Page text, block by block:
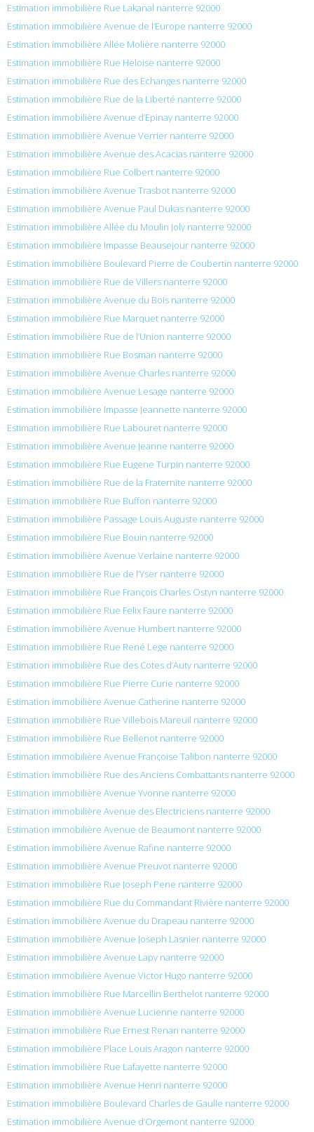
Estimation immobilière Rue Lakanal nanterre 92000
Estimation immobilière Avenue de l’Europe nanterre 92000
Estimation immobilière Allée Molière nanterre 92000
Estimation immobilière Rue Heloise nanterre 92000
Estimation immobilière Rue des Echanges nanterre 92000
Estimation immobilière Rue de la Liberté nanterre 92000
Estimation immobilière Avenue d’Epinay nanterre 92000
Estimation immobilière Avenue Verrier nanterre 92000
Estimation immobilière Avenue des Acacias nanterre 92000
Estimation immobilière Rue Colbert nanterre 92000
Estimation immobilière Avenue Trasbot nanterre 92000
Estimation immobilière Avenue Paul Dukas nanterre 92000
Estimation immobilière Allée du Moulin Joly nanterre 92000
Estimation immobilière Impasse Beausejour nanterre 92000
Estimation immobilière Boulevard Pierre de Coubertin nanterre 92000
Estimation immobilière Rue de Villers nanterre 92000
Estimation immobilière Avenue du Bois nanterre 92000
Estimation immobilière Rue Marquet nanterre 92000
Estimation immobilière Rue de l’Union nanterre 92000
Estimation immobilière Rue Bosman nanterre 92000
Estimation immobilière Avenue Charles nanterre 92000
Estimation immobilière Avenue Lesage nanterre 92000
Estimation immobilière Impasse Jeannette nanterre 92000
Estimation immobilière Rue Labouret nanterre 92000
Estimation immobilière Avenue Jeanne nanterre 92000
Estimation immobilière Rue Eugene Turpin nanterre 92000
Estimation immobilière Rue de la Fraternite nanterre 92000
Estimation immobilière Rue Buffon nanterre 92000
Estimation immobilière Passage Louis Auguste nanterre 92000
Estimation immobilière Rue Bouin nanterre 92000
Estimation immobilière Avenue Verlaine nanterre 92000
Estimation immobilière Rue de l’Yser nanterre 92000
Estimation immobilière Rue François Charles Ostyn nanterre 92000
Estimation immobilière Rue Felix Faure nanterre 92000
Estimation immobilière Avenue Humbert nanterre 92000
Estimation immobilière Rue René Lege nanterre 92000
Estimation immobilière Rue des Cotes d’Auty nanterre 92000
Estimation immobilière Rue Pierre Curie nanterre 92000
Estimation immobilière Avenue Catherine nanterre 92000
Estimation immobilière Rue Villebois Mareuil nanterre 92000
Estimation immobilière Rue Bellenot nanterre 92000
Estimation immobilière Avenue Françoise Talibon nanterre 92000
Estimation immobilière Rue des Anciens Combattants nanterre 92000
Estimation immobilière Avenue Yvonne nanterre 92000
Estimation immobilière Avenue des Electriciens nanterre 92000
Estimation immobilière Avenue de Beaumont nanterre 92000
Estimation immobilière Avenue Rafine nanterre 92000
Estimation immobilière Avenue Preuvot nanterre 92000
Estimation immobilière Rue Joseph Pene nanterre 92000
Estimation immobilière Rue du Commandant Rivière nanterre 92000
Estimation immobilière Avenue du Drapeau nanterre 92000
Estimation immobilière Avenue Joseph Lasnier nanterre 92000
Estimation immobilière Avenue Lapy nanterre 92000
Estimation immobilière Avenue Victor Hugo nanterre 92000
Estimation immobilière Rue Marcellin Berthelot nanterre 92000
Estimation immobilière Avenue Lucienne nanterre 92000
Estimation immobilière Rue Ernest Renan nanterre 92000
Estimation immobilière Place Louis Aragon nanterre 92000
Estimation immobilière Rue Lafayette nanterre 92000
Estimation immobilière Avenue Henri nanterre 92000
Estimation immobilière Boulevard Charles de Gaulle nanterre 92000
Estimation immobilière Avenue d’Orgemont nanterre 92000